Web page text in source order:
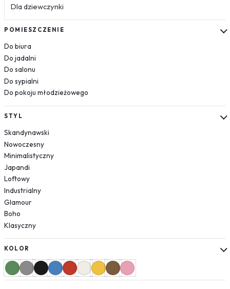
Dla dziewczynki
Kosmos
Krajobrazy
Góry
Las
Plaża
Wodospad
Pustynia
Jezioro
Morze
Kwiaty
Dmuchawce
Lawenda
Magnolie
Maki
Storczyki
Piwonie
Słoneczniki
Mapy
Miasta
POMIESZCZENIE
Do biura
Do jadalni
Do salonu
Do sypialni
Do pokoju młodzieżowego
STYL
Skandynawski
Nowoczesny
Minimalistyczny
Japandi
Loftowy
Industrialny
Glamour
Boho
Klasyczny
KOLOR